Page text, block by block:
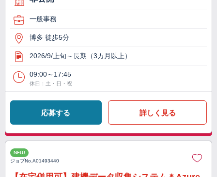
一般事務
博多 徒歩5分
2026/9/上旬～長期（3カ月以上）
09:00～17:45
休日：土・日・祝
応募する 詳しく見る
NEW
ジョブNo.A01493440